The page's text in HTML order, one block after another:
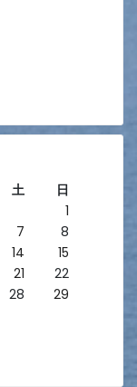
土
日
1
7
8
14
15
21
22
28
29